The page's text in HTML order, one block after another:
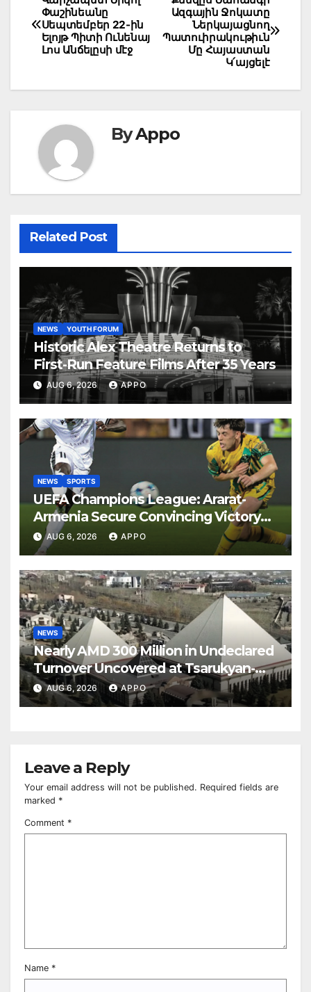
navigation
Ազգային Ջոկատը
Ներկայացնող
Պատուիրակութիւն
Մը Հայաստան
Կ՛այցելէ
Փաշինեանը
Սեպտեմբեր 22-ին
Ելոյթ Պիտի Ունենայ
Լոս Անճելըսի մէջ
ByAppo
Related Post
NEWS YOUTH FORUM
Historic Alex Theatre Returns to
First-Run Feature Films After 35 Years
AUG 6, 2026 APPO
NEWS SPORTS
UEFA Champions League: Ararat-
Armenia Secure Convincing Victory
Over Shamrock Rovers 2-0
AUG 6, 2026 APPO
NEWS
Nearly AMD 300 Million in Undeclared
Turnover Uncovered at Tsarukyan-
Owned Entertainment Center
AUG 6, 2026 APPO
Leave a Reply
Your email address will not be published. Required fields are
marked *
Comment *
Name *